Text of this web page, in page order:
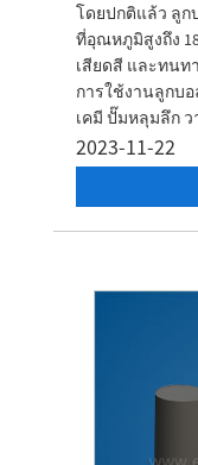
โดยปกติแล้ว ลูก
ที่อุณหภูมิสูงถึง
เสียดสี และทนท
การใช้งานลูกบ
เคมี ปั๊มหลุมลึก ว
2023-11-22